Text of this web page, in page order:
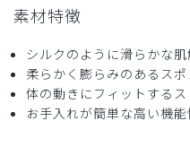
数年前にピンクを制服とし
軽くなりました。
動きやすいです。
せっかくなのでロゴが目立
素材特徴
シルクのように滑らかな肌
柔らかく膨らみのあるス
体の動きにフィットする
お手入れが簡単な高い機